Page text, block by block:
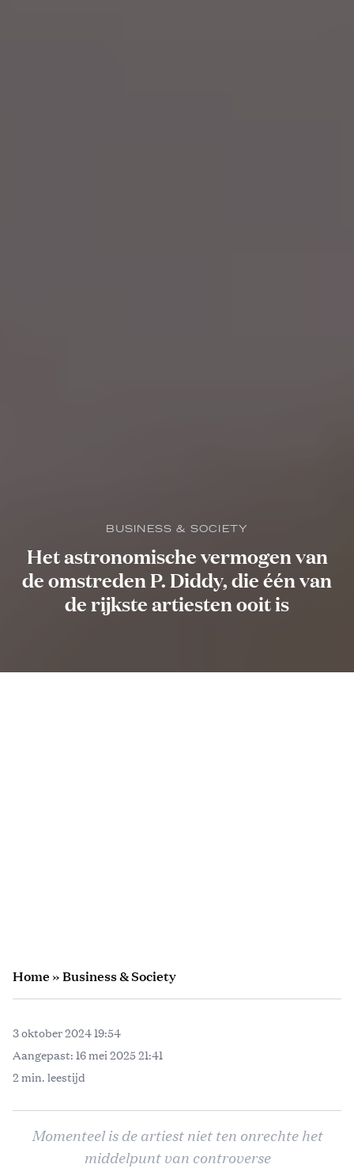
BUSINESS & SOCIETY
Het astronomische vermogen van
de omstreden P. Diddy, die één van
de rijkste artiesten ooit is
Home»Business & Society
3 oktober 2024 19:54
Aangepast: 16 mei 2025 21:41
2 min. leestijd
Momenteel is de artiest niet ten onrechte het
middelpunt van controverse